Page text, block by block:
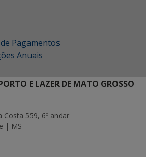
Pagamentos
Anuais
E LAZER DE MATO GROSSO
Costa 559, 6º andar
| MS